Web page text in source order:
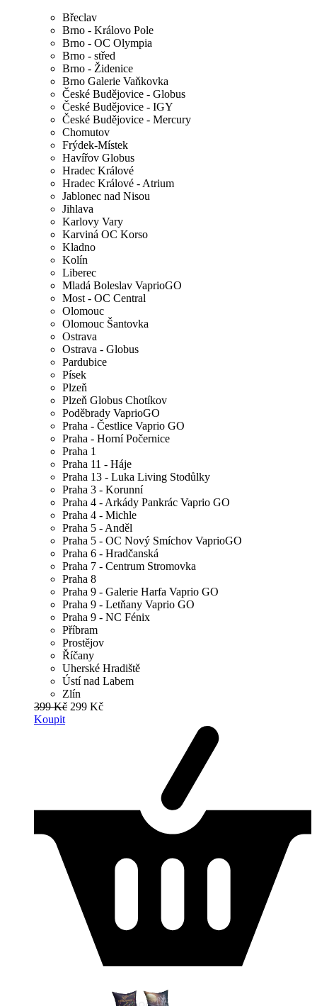
Břeclav
Brno - Královo Pole
Brno - OC Olympia
Brno - střed
Brno - Židenice
Brno Galerie Vaňkovka
České Budějovice - Globus
České Budějovice - IGY
České Budějovice - Mercury
Chomutov
Frýdek-Místek
Havířov Globus
Hradec Králové
Hradec Králové - Atrium
Jablonec nad Nisou
Jihlava
Karlovy Vary
Karviná OC Korso
Kladno
Kolín
Liberec
Mladá Boleslav VaprioGO
Most - OC Central
Olomouc
Olomouc Šantovka
Ostrava
Ostrava - Globus
Pardubice
Písek
Plzeň
Plzeň Globus Chotíkov
Poděbrady VaprioGO
Praha - Čestlice Vaprio GO
Praha - Horní Počernice
Praha 1
Praha 11 - Háje
Praha 13 - Luka Living Stodůlky
Praha 3 - Korunní
Praha 4 - Arkády Pankrác Vaprio GO
Praha 4 - Michle
Praha 5 - Anděl
Praha 5 - OC Nový Smíchov VaprioGO
Praha 6 - Hradčanská
Praha 7 - Centrum Stromovka
Praha 8
Praha 9 - Galerie Harfa Vaprio GO
Praha 9 - Letňany Vaprio GO
Praha 9 - NC Fénix
Příbram
Prostějov
Říčany
Uherské Hradiště
Ústí nad Labem
Zlín
399 Kč 299 Kč
Koupit